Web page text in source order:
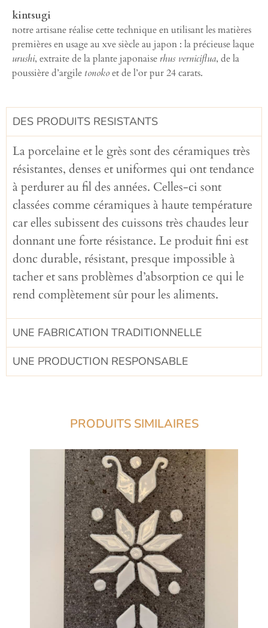
kintsugi
notre artisane réalise cette technique en utilisant les matières
premières en usage au xve siècle au japon : la précieuse laque
urushi, extraite de la plante japonaise rhus verniciflua, de la
poussière d’argile tonokoet de l’or pur 24 carats.
DES PRODUITS RESISTANTS
La porcelaine et le grès sont des céramiques très
résistantes, denses et uniformes qui ont tendance
à perdurer au fil des années. Celles-ci sont
classées comme céramiques à haute température
car elles subissent des cuissons très chaudes leur
donnant une forte résistance. Le produit fini est
donc durable, résistant, presque impossible à
tacher et sans problèmes d’absorption ce qui le
rend complètement sûr pour les aliments.
UNE FABRICATION TRADITIONNELLE​
UNE PRODUCTION RESPONSABLE​
PRODUITS SIMILAIRES